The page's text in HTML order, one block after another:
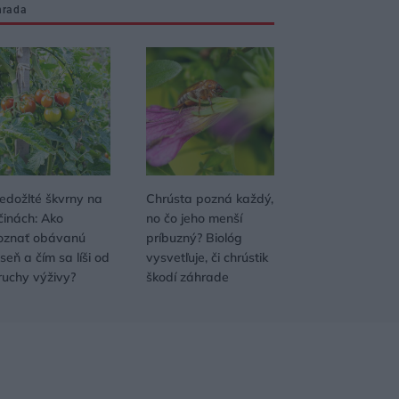
škvrny na
Ako
obávanú
a čím sa líši od
výživy?
Chrústa pozná každý,
no čo jeho menší
príbuzný? Biológ
vysvetľuje, či chrústik
škodí záhrade